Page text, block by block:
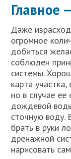
Главное
Даже
огромное
добиться
соблюден
системы.
карта
но в случае ее
дождевой
сточную воду.
брать в руки
дренажной
нарисовать